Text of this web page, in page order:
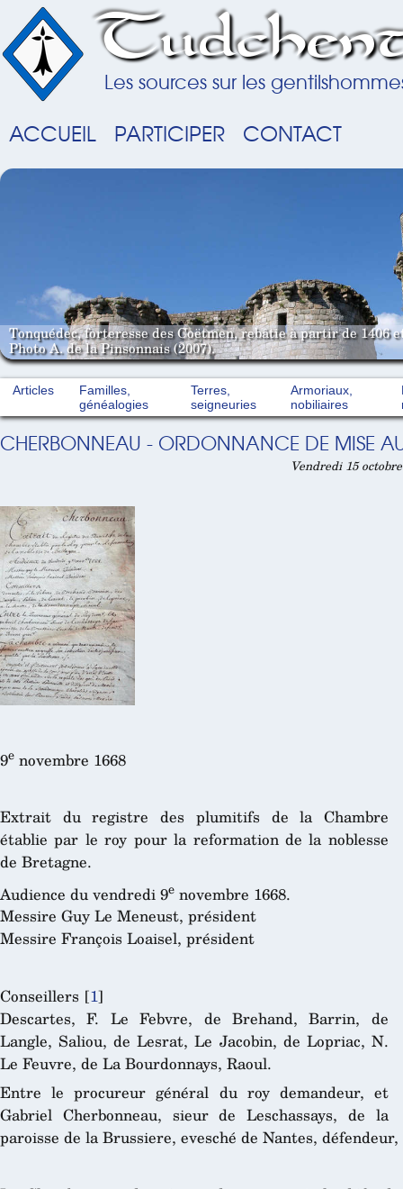
Les sources sur les
ACCUEIL PARTICIPER CONTACT
Tonquédec, forteresse des Coëtmen, rebâtie à partir de 1406
Photo A. de la Pinsonnais (2007).
Articles
Familles,
généalogies
Terres,
seigneuries
Armoriaux,
nobiliaires
CHERBONNEAU - ORDONNANCE DE MISE
Vendredi 15
9e novembre 1668
Extrait du registre des plumitifs de la Chambre
établie par le roy pour la reformation de la noblesse
de Bretagne.
Audience du vendredi 9e novembre 1668.
Messire Guy Le Meneust, président
Messire François Loaisel, président
Conseillers [1]
Descartes, F. Le Febvre, de Brehand, Barrin, de
Langle, Saliou, de Lesrat, Le Jacobin, de Lopriac, N.
Le Feuvre, de La Bourdonnays, Raoul.
Entre le procureur général du roy demandeur, et
Gabriel Cherbonneau, sieur de Leschassays, de la
paroisse de la Brussiere, evesché de Nantes,